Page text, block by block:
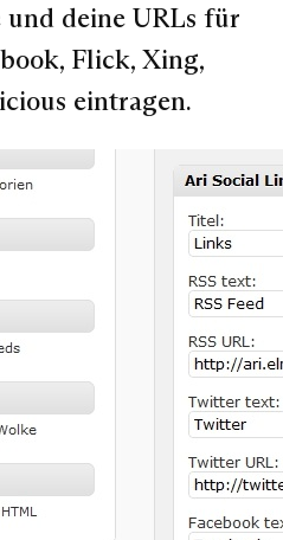
deine URLs für
Flick, Xing,
eintragen.